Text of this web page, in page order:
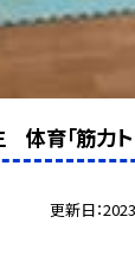
体育「筋力ト
更新日